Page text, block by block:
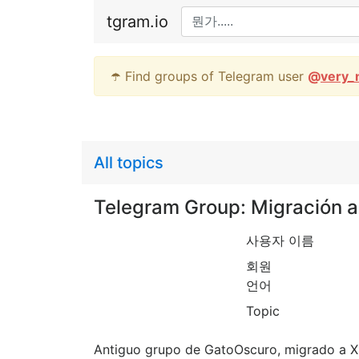
tgram.io
☂️ Find groups of Telegram user @
All topics
Telegram Group: Migración
사용자 이름
회원
언어
Topic
Antiguo grupo de GatoOscuro, migrado a